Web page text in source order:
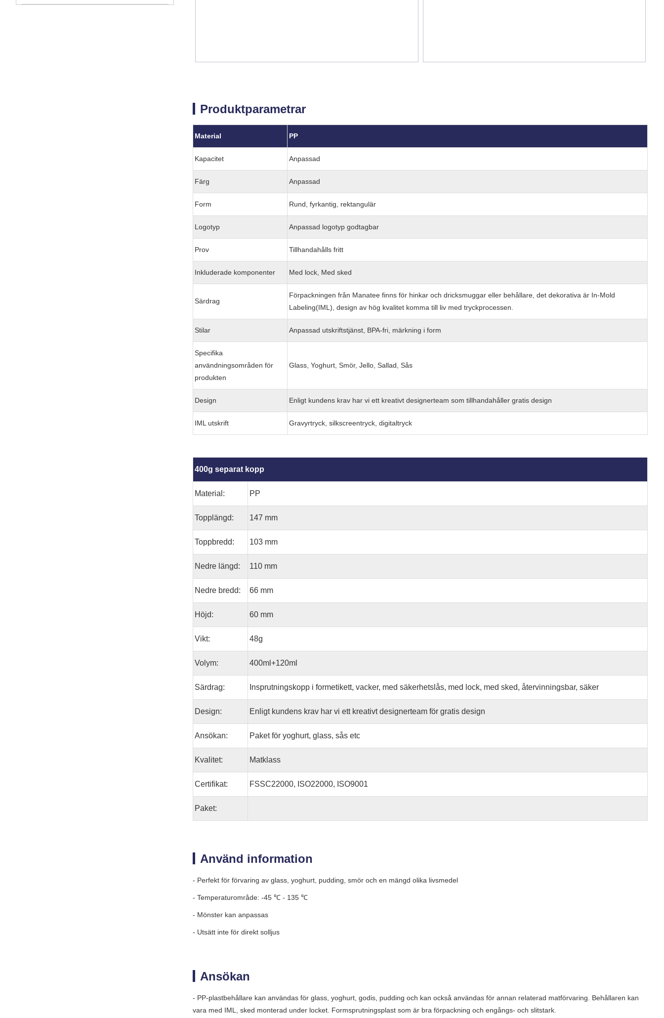
Produktparametrar
Material PP
Kapacitet Anpassad
Färg Anpassad
Form Rund, fyrkantig, rektangulär
Logotyp Anpassad logotyp godtagbar
Prov Tillhandahålls fritt
Inkluderade komponenter Med lock, Med sked
Särdrag
Förpackningen från Manatee finns för hinkar och dricksmuggar eller behållare, det dekorativa är In-Mold
Labeling(IML), design av hög kvalitet komma till liv med tryckprocessen.
Stilar Anpassad utskriftstjänst, BPA-fri, märkning i form
Specifika
användningsområden för
produkten
Glass, Yoghurt, Smör, Jello, Sallad, Sås
Design Enligt kundens krav har vi ett kreativt designerteam som tillhandahåller gratis design
IML utskrift Gravyrtryck, silkscreentryck, digitaltryck
400g separat kopp
Material: PP
Topplängd: 147 mm
Toppbredd: 103 mm
Nedre längd: 110 mm
Nedre bredd: 66 mm
Höjd: 60 mm
Vikt: 48g
Volym: 400ml+120ml
Särdrag: Insprutningskopp i formetikett, vacker, med säkerhetslås, med lock, med sked, återvinningsbar, säker
Design: Enligt kundens krav har vi ett kreativt designerteam för gratis design
Ansökan: Paket för yoghurt, glass, sås etc
Kvalitet: Matklass
Certifikat: FSSC22000, ISO22000, ISO9001
Paket:
Använd information
- Perfekt för förvaring av glass, yoghurt, pudding, smör och en mängd olika livsmedel
- Temperaturområde: -45 ℃ - 135 ℃
- Mönster kan anpassas
- Utsätt inte för direkt solljus
Ansökan
- PP-plastbehållare kan användas för glass, yoghurt, godis, pudding och kan också användas för annan relaterad matförvaring. Behållaren kan
vara med IML, sked monterad under locket. Formsprutningsplast som är bra förpackning och engångs- och slitstark.